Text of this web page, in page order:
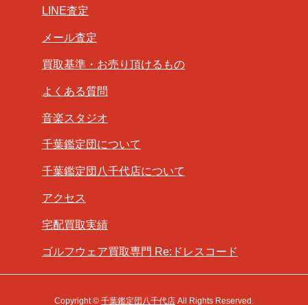
LINE査定
メール査定
買取基準・お売り頂けるもの
よくある質問
音楽スタジオ
千葉鑑定団について
千葉鑑定団八千代店について
アクセス
宅配買取実績
ゴルフウェア買取専門 Re:ドレスコード
Copyright © 千葉鑑定団八千代店 All Rights Reserved.